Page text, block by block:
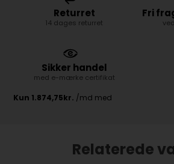
Returret
14 dages returret
Fri
Sikker handel
med e-mærke certifikat
Relaterede